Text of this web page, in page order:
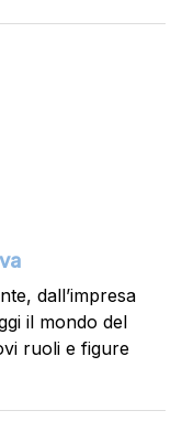
dall’impresa
il mondo del
ruoli e figure